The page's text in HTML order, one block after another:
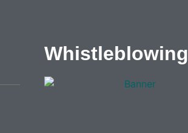
Whistleblowing